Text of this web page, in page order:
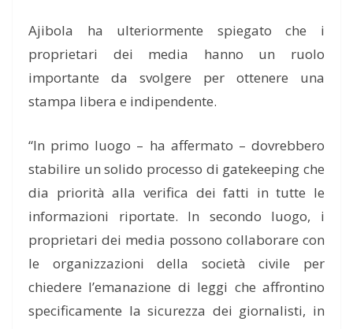
Ajibola ha ulteriormente spiegato che i
proprietari dei media hanno un ruolo
importante da svolgere per ottenere una
stampa libera e indipendente.
“In primo luogo – ha affermato – dovrebbero
stabilire un solido processo di gatekeeping che
dia priorità alla verifica dei fatti in tutte le
informazioni riportate. In secondo luogo, i
proprietari dei media possono collaborare con
le organizzazioni della società civile per
chiedere l’emanazione di leggi che affrontino
specificamente la sicurezza dei giornalisti, in